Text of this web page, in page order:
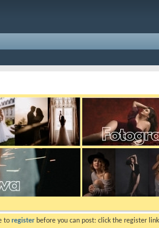
to register before you can post: click the register